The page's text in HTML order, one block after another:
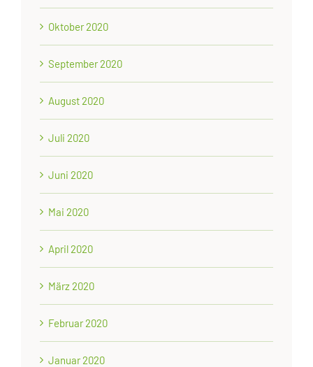
Oktober 2020
September 2020
August 2020
Juli 2020
Juni 2020
Mai 2020
April 2020
März 2020
Februar 2020
Januar 2020